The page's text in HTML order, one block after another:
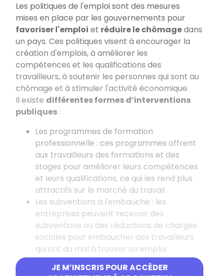
JE M’INSCRIS POUR ACCÉDER
Les politiques de l'emploi sont des mesures
mises en place par les gouvernements pour
favoriser l'emploi et réduire le chômagedans
un pays. Ces politiques visent à encourager la
création d'emplois, à améliorer les
compétences et les qualifications des
travailleurs, à soutenir les personnes qui sont au
chômage et à stimuler l'activité économique.
Il existe différentes formes d’interventions
publiques :
Les programmes de formation
professionnelle : ces programmes offrent
aux travailleurs des formations et des
stages pour améliorer leurs compétences
et leurs qualifications, ce qui les rend plus
attractifs sur le marché du travail.
Les subventions à l'embauche : les
entreprises peuvent recevoir des
subventions ou des réductions de charges
sociales pour embaucher des travailleurs
qui ont du mal à trouver un emploi.
Les mesures pour lutter contre la
discrimination à l'embauche: ces mesures